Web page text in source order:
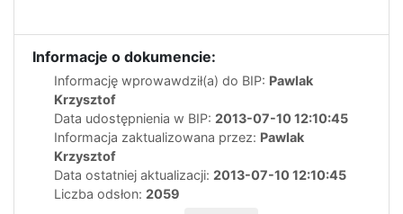
Informacje o dokumencie:
Informację wprowawdził(a) do BIP: Pawlak
Krzysztof
Data udostępnienia w BIP: 2013-07-10 12:10:45
Informacja zaktualizowana przez: Pawlak
Krzysztof
Data ostatniej aktualizacji: 2013-07-10 12:10:45
Liczba odsłon: 2059